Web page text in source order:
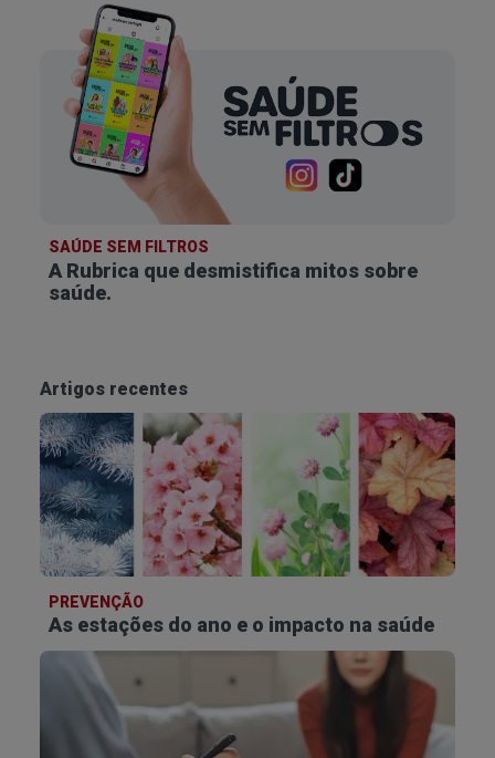
SAÚDE SEM FILTROS
A Rubrica que desmistifica mitos sobre
saúde.
Artigos recentes
PREVENÇÃO
As estações do ano e o impacto na saúde